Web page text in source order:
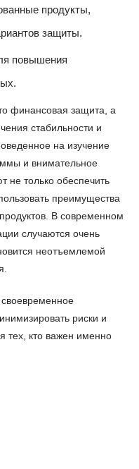
продукты,
защиты.
повышения
финансовая защита, а
стабильности и
на изучение
и внимательное
не только обеспечить
преимущества
В современном
случаются очень
неотъемлемой
риски и
тех, кто важен именно